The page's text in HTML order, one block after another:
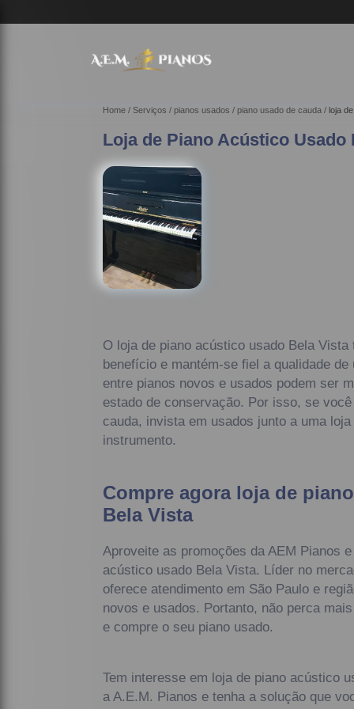
Home Serviços pianos usados piano usado de cauda loja
Loja de Piano Acústico Usado
O loja de piano acústico usado Bela
benefício e mantém-se fiel a qualidade
entre pianos novos e usados podem ser
estado de conservação. Por isso, se
cauda, invista em usados junto a uma
instrumento.
Compre agora loja de
Bela Vista
Aproveite as promoções da AEM Pianos
acústico usado Bela Vista. Líder no
oferece atendimento em São Paulo e
novos e usados. Portanto, não perca
e compre o seu piano usado.
Tem interesse em loja de piano acústico
a A.E.M. Pianos e tenha a solução que